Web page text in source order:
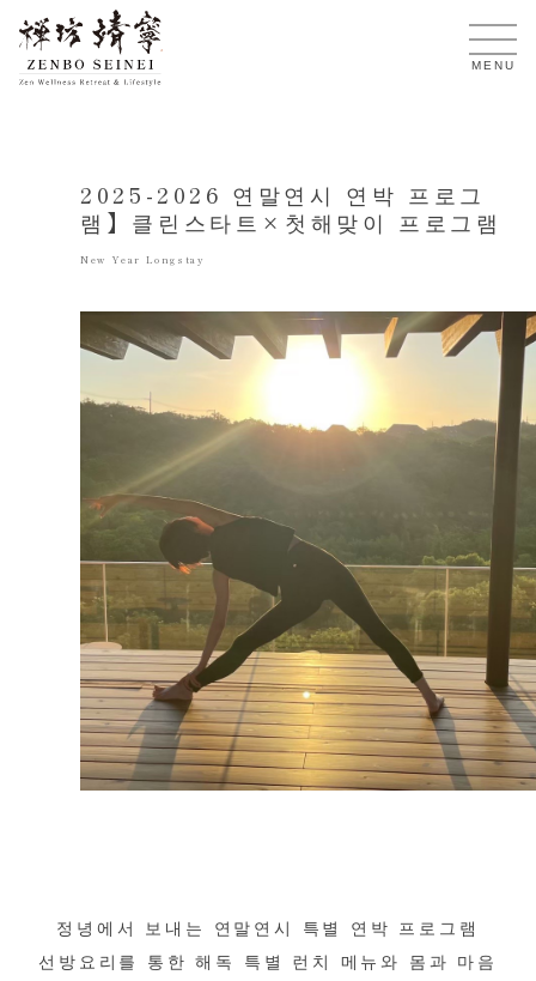
KO
MENU
2025-2026 연말연시 연박 프로그
램】클린스타트×첫해맞이 프로그램
New Year Longstay
정녕에서 보내는 연말연시 특별 연박 프로그램
선방요리를 통한 해독 특별 런치 메뉴와 몸과 마음